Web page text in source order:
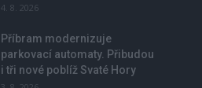
4. 8. 2026
Příbram modernizuje
parkovací automaty. Přibudou
i tři nové poblíž Svaté Hory